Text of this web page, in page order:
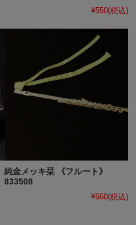
¥550(税込)
純金メッキ栞 《フルート》
833508
¥660(税込)